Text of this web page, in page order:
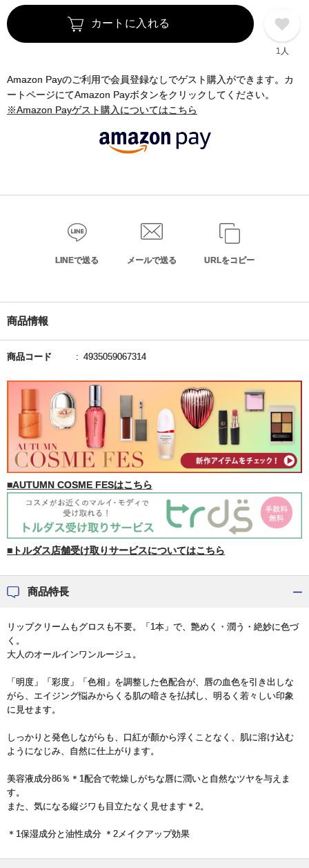
カートに入れる
1人
Amazon Payのご利用で会員登録なしでゲスト購入ができます。カ
ートページにてAmazon Payボタンをクリックしてください。
※Amazon Payゲスト購入についてはこちら
LINEで送る メールで送る URLをコピー
商品情報
商品コード 4935059067314
■AUTUMN COSME FESはこちら
■トルダス店舗受け取りサービスについてはこちら
商品特長
リップクリームもグロスも不要。「1本」で、艶めく・潤う・絶妙に色づ
く。
大人のオールインワンルージュ。
「明度」「彩度」「色相」を調整した色配合が、唇の血色を引き出しな
がら、エイジング悩みからくる肌の暗さを払拭し、明るく若々しい印象
に見せます。
しっかりと発色しながらも、口紅が顏から浮くことなく、肌に溶け込む
ようになじみ、自然に仕上がります。
美容液成分86％＊1配合で乾燥しがちな唇に潤いと自然なツヤを与えま
す。
また、気になる縦ジワも目立たなく見せます＊2。
＊1保湿成分と油性成分 ＊2メイクアップ効果